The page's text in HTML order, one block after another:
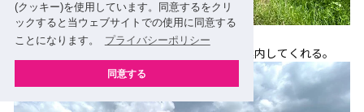
(クッキー)を使用しています。同意するをクリ
ックすると当ウェブサイトでの使用に同意する
ことになります。
プライバシーポリシー
同意する
▼ お世話なったヤティーさん。里山散策にも案内してくれる。